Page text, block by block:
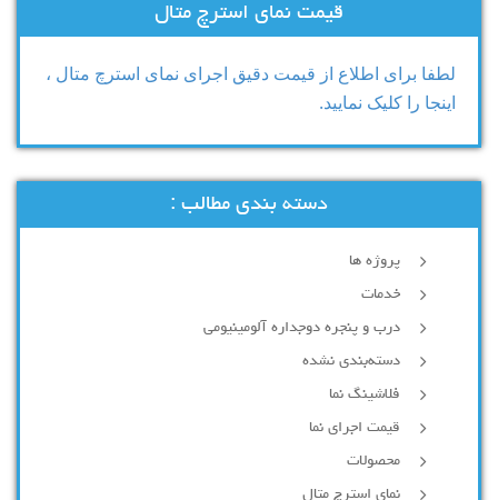
قیمت نمای استرچ متال
لطفا برای اطلاع از قیمت دقیق اجرای نمای استرچ متال ،
اینجا را کلیک نمایید.
دسته بندی مطالب :
پروژه ها
خدمات
درب و پنجره دوجداره آلومینیومی
دسته‌بندی نشده
فلاشینگ نما
قیمت اجرای نما
محصولات
نمای استرچ متال